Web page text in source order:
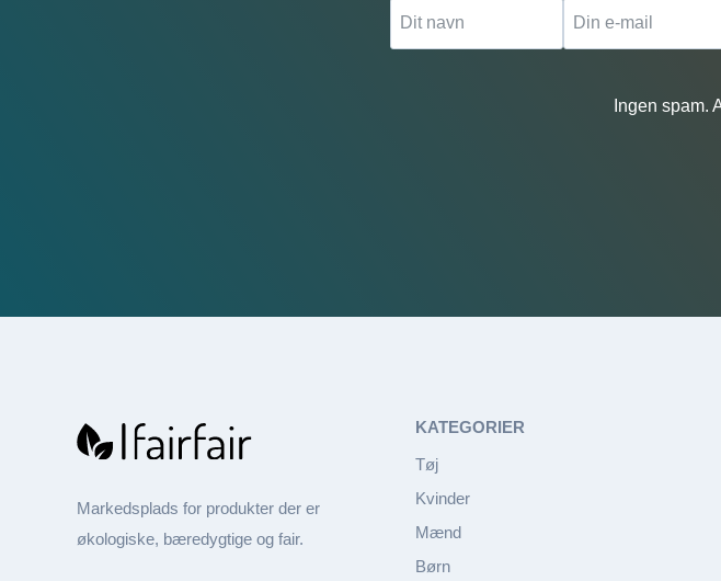
Ingen spam.
Markedsplads for produkter der er
økologiske, bæredygtige og fair.
KATEGORIER
Tøj
Kvinder
Mænd
Børn